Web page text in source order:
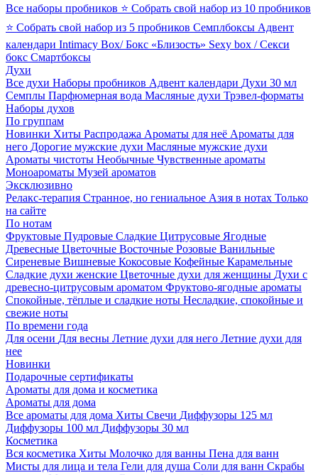
Все наборы пробников ⭐ Собрать свой набор из 10 пробников
⭐ Собрать свой набор из 5 пробников Семплбоксы Адвент
календари Intimacy Box/ Бокс «Близость» Sexy box / Секси
бокс Смартбоксы
Духи
Все духи Наборы пробников Адвент календари Духи 30 мл
Семплы Парфюмерная вода Масляные духи Трэвел-форматы
Наборы духов
По группам
Новинки Хиты Распродажа Ароматы для неё Ароматы для
него Дорогие мужские духи Масляные мужские духи
Ароматы чистоты Необычные Чувственные ароматы
Моноароматы Музей ароматов
Эксклюзивно
Релакс-терапия Странное, но гениальное Азия в нотах Только
на сайте
По нотам
Фруктовые Пудровые Сладкие Цитрусовые Ягодные
Древесные Цветочные Восточные Розовые Ванильные
Сиреневые Вишневые Кокосовые Кофейные Карамельные
Сладкие духи женские Цветочные духи для женщины Духи с
древесно-цитрусовым ароматом Фруктово-ягодные ароматы
Спокойные, тёплые и сладкие ноты Несладкие, спокойные и
свежие ноты
По времени года
Для осени Для весны Летние духи для него Летние духи для
нее
Новинки
Подарочные сертификаты
Ароматы для дома и косметика
Ароматы для дома
Все ароматы для дома Хиты Свечи Диффузоры 125 мл
Диффузоры 100 мл Диффузоры 30 мл
Косметика
Вся косметика Хиты Молочко для ванны Пена для ванн
Мисты для лица и тела Гели для душа Соли для ванн Скрабы